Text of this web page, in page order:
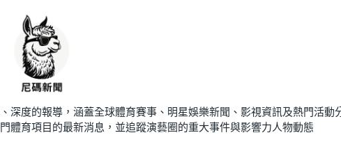
度的報導，涵蓋全球體育賽事、明星娛樂新聞、影視資訊及熱門活動
體育項目的最新消息，並追蹤演藝圈的重大事件與影響力人物動態